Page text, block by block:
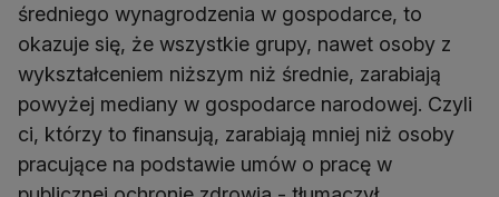
średniego wynagrodzenia w gospodarce, to
okazuje się, że wszystkie grupy, nawet osoby z
wykształceniem niższym niż średnie, zarabiają
powyżej mediany w gospodarce narodowej. Czyli
ci, którzy to finansują, zarabiają mniej niż osoby
pracujące na podstawie umów o pracę w